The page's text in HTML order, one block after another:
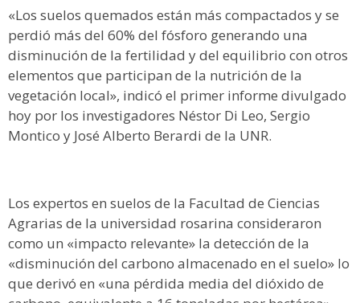
«Los suelos quemados están más compactados y se
perdió más del 60% del fósforo generando una
disminución de la fertilidad y del equilibrio con otros
elementos que participan de la nutrición de la
vegetación local», indicó el primer informe divulgado
hoy por los investigadores Néstor Di Leo, Sergio
Montico y José Alberto Berardi de la UNR.
Los expertos en suelos de la Facultad de Ciencias
Agrarias de la universidad rosarina consideraron
como un «impacto relevante» la detección de la
«disminución del carbono almacenado en el suelo» lo
que derivó en «una pérdida media del dióxido de